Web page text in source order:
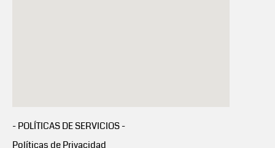
- POLÍTICAS DE SERVICIOS -
Políticas de Privacidad